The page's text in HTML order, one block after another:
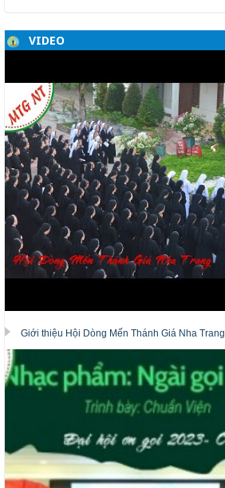
VIDEO
Giới thiệu Hội Dòng Mến Thánh Giá Nha Trang